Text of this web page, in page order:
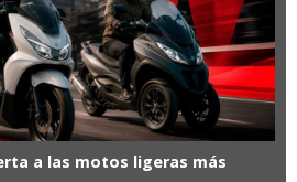
a las motos ligeras más